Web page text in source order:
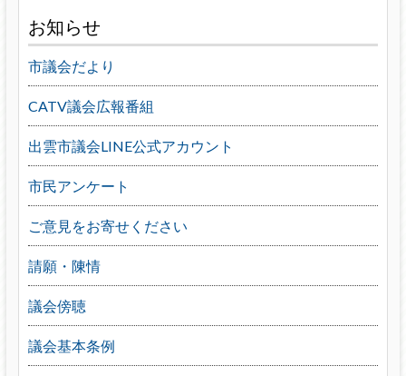
お知らせ
市議会だより
CATV議会広報番組
出雲市議会LINE公式アカウント
市民アンケート
ご意見をお寄せください
請願・陳情
議会傍聴
議会基本条例